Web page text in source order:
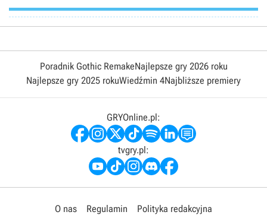
Poradnik Gothic RemakeNajlepsze gry 2026 roku
Najlepsze gry 2025 rokuWiedźmin 4Najbliższe premiery
GRYOnline.pl:
tvgry.pl:
O nas Regulamin
Polityka redakcyjna